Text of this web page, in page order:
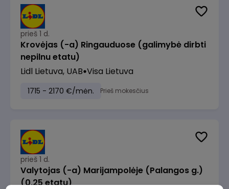
prieš 1 d.
Krovėjas (-a) Ringauduose (galimybė dirbti
nepilnu etatu)
Lidl Lietuva, UAB Visa Lietuva
1715 - 2170 €/mėn. Prieš mokesčius
prieš 1 d.
Valytojas (-a) Marijampolėje (Palangos g.)
(0,25 etatu)